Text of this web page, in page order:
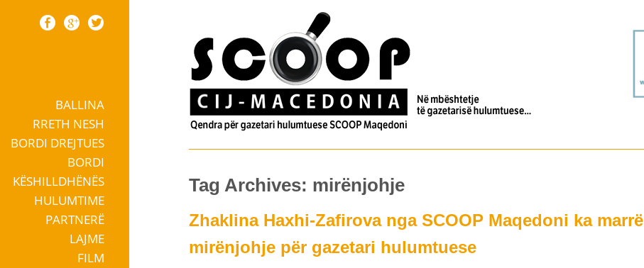
Skip to contentBALLINA
RRETH NESH
BORDI DREJTUES
BORDI
KËSHILLDHËNËS
HULUMTIME
PARTNERË
LAJME
FILM
Tag Archives: mirënjohje
Zhaklina Haxhi-Zafirova nga SCOOP Maqedoni ka marrë
mirënjohje për gazetari hulumtuese